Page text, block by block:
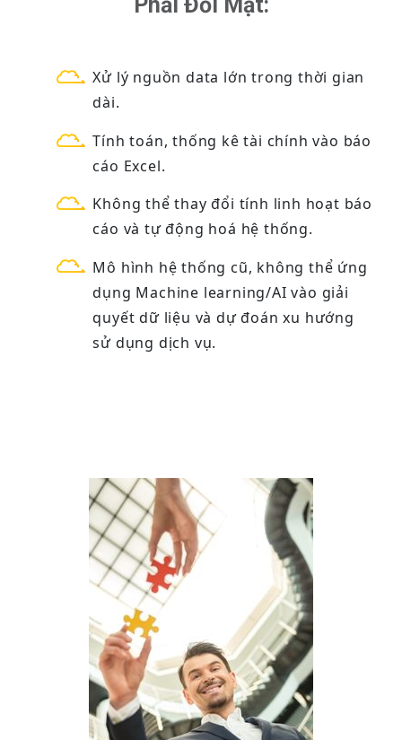
Xử lý nguồn data lớn trong thời gian
dài.
Tính toán, thống kê tài chính vào báo
cáo Excel.
Không thể thay đổi tính linh hoạt báo
cáo và tự động hoá hệ thống.
Mô hình hệ thống cũ, không thể ứng
dụng Machine learning/AI vào giải
quyết dữ liệu và dự đoán xu hướng
sử dụng dịch vụ.